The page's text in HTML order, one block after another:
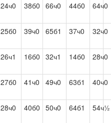
24ч0 38б0 66ч0 44б0 64ч0
25б0 39ч0 65б1 37ч0 32ч0
26ч1 16б0 32ч1 14б0 28ч0
27б0 41ч0 49ч0 63б1 40ч0
28ч0 40б0 50ч0 64б1 54ч½